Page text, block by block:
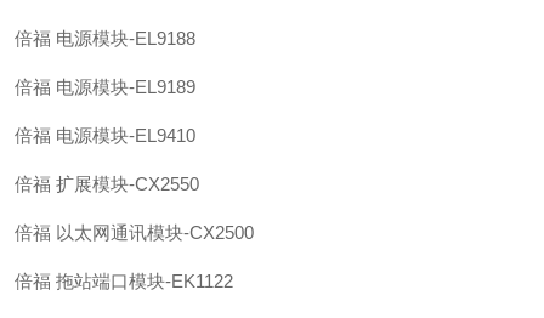
倍福 电源模块-EL9188
倍福 电源模块-EL9189
倍福 电源模块-EL9410
倍福 扩展模块-CX2550
倍福 以太网通讯模块-CX2500
倍福 拖站端口模块-EK1122